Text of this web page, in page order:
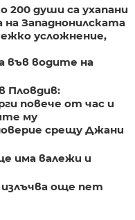
200 души са ухапани
Западнонилската
усложнение,
във водите на
Пловдив:
повече от час и
му
срещу Джани
има валежи и
излъчва още пет